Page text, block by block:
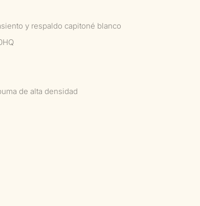
y respaldo capitoné blanco
de alta densidad